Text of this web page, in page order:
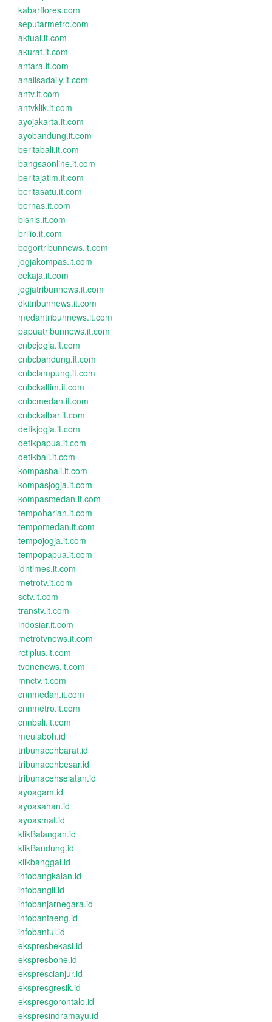
kabarflores.com
seputarmetro.com
aktual.it.com
akurat.it.com
antara.it.com
analisadaily.it.com
antv.it.com
antvklik.it.com
ayojakarta.it.com
ayobandung.it.com
beritabali.it.com
bangsaonline.it.com
beritajatim.it.com
beritasatu.it.com
bernas.it.com
bisnis.it.com
brilio.it.com
bogortribunnews.it.com
jogjakompas.it.com
cekaja.it.com
jogjatribunnews.it.com
dkitribunnews.it.com
medantribunnews.it.com
papuatribunnews.it.com
cnbcjogja.it.com
cnbcbandung.it.com
cnbclampung.it.com
cnbckaltim.it.com
cnbcmedan.it.com
cnbckalbar.it.com
detikjogja.it.com
detikpapua.it.com
detikbali.it.com
kompasbali.it.com
kompasjogja.it.com
kompasmedan.it.com
tempoharian.it.com
tempomedan.it.com
tempojogja.it.com
tempopapua.it.com
idntimes.it.com
metrotv.it.com
sctv.it.com
transtv.it.com
indosiar.it.com
metrotvnews.it.com
rctiplus.it.com
tvonenews.it.com
mnctv.it.com
cnnmedan.it.com
cnnmetro.it.com
cnnbali.it.com
meulaboh.id
tribunacehbarat.id
tribunacehbesar.id
tribunacehselatan.id
ayoagam.id
ayoasahan.id
ayoasmat.id
klikBalangan.id
klikBandung.id
klikbanggai.id
infobangkalan.id
infobangli.id
infobanjarnegara.id
infobantaeng.id
infobantul.id
ekspresbekasi.id
ekspresbone.id
eksprescianjur.id
ekspresgresik.id
ekspresgorontalo.id
ekspresindramayu.id